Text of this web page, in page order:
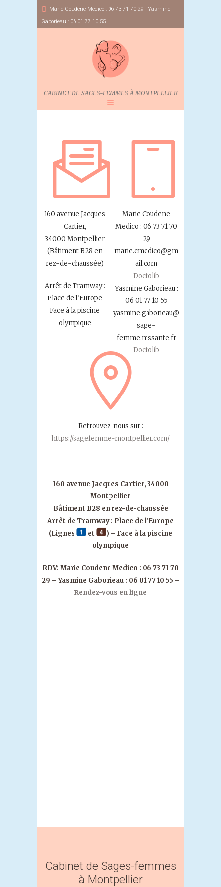
Marie Coudene Medico : 06 73 71 70 29 - Yasmine
Gaborieau : 06 01 77 10 55
CABINET DE SAGES-FEMMES À MONTPELLIER
160 avenue Jacques
Cartier,
34000 Montpellier
(Bâtiment B28 en
rez-de-chaussée)
Arrêt de Tramway :
Place de l’Europe
Face à la piscine
olympique
Marie Coudene
Medico : 06 73 71 70
29
marie.cmedico@gm
ail.com
Doctolib
Yasmine Gaborieau :
06 01 77 10 55
yasmine.gaborieau@
sage-
femme.mssante.fr
Doctolib
Retrouvez-nous sur :
https://sagefemme-montpellier.com/
160 avenue Jacques Cartier, 34000
Montpellier
Bâtiment B28 en rez-de-chaussée
Arrêt de Tramway : Place de l’Europe
(Lignes
et
) – Face à la piscine
olympique
RDV: Marie Coudene Medico : 06 73 71 70
29 – Yasmine Gaborieau : 06 01 77 10 55 –
Rendez-vous en ligne
Cabinet de Sages-femmes
à Montpellier